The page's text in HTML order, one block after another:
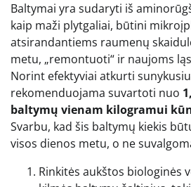
Baltymai yra sudaryti iš
kaip maži plytgaliai, būtini
atsirandantiems raumenų
metu, „remontuoti“ ir naujoms
Norint efektyviai atkurti
rekomenduojama suvartoti nuo
baltymų vienam kilogramui
Svarbu, kad šis baltymų kiekis
visos dienos metu, o ne
Rinkitės aukštos biologinės